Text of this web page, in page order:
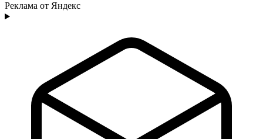
Реклама от Яндекс